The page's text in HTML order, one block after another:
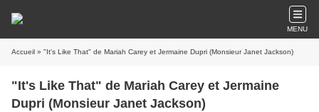
MENU
Accueil » "It's Like That" de Mariah Carey et Jermaine Dupri (Monsieur Janet Jackson)
"It's Like That" de Mariah Carey et Jermaine
Dupri (Monsieur Janet Jackson)